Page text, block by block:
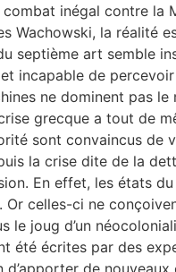
inégal contre la
Wachowski, la réalité
septième art semble
incapable de
ne dominent pas le
grecque a tout de
sont convaincus de
la crise dite de la
En effet, les états
celles-ci ne
le joug d’un
été écrites par des